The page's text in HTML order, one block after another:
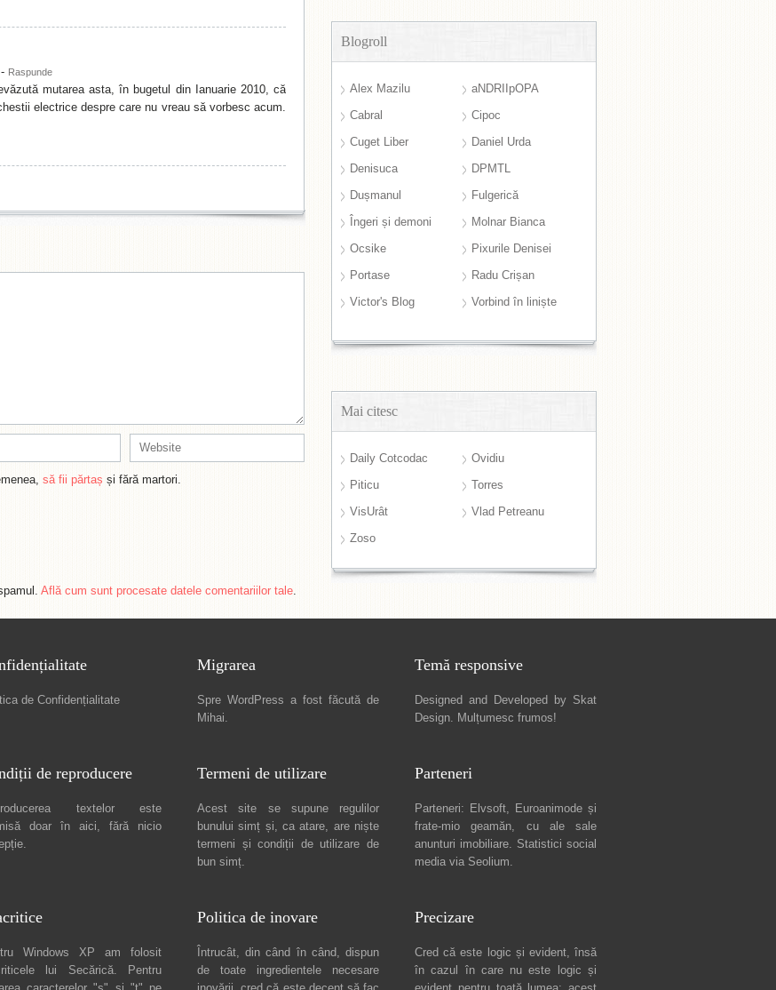
- Raspunde
mutarea asta, în bugetul din Ianuarie 2010, că
electrice despre care nu vreau să vorbesc acum.
să fii părtaș și fără martori.
Află cum sunt procesate datele comentariilor tale.
Blogroll
Alex Mazilu
aNDRIIpOPA
Cabral
Cipoc
Cuget Liber
Daniel Urda
Denisuca
DPMTL
Dușmanul
Fulgerică
Îngeri și demoni
Molnar Bianca
Ocsike
Pixurile Denisei
Portase
Radu Crișan
Victor's Blog
Vorbind în liniște
Mai citesc
Daily Cotcodac
Ovidiu
Piticu
Torres
VisUrât
Vlad Petreanu
Zoso
de Confidențialitate
Migrarea
Spre WordPress a fost făcută de
Mihai.
Temă responsive
Designed and Developed by Skat
Design. Mulțumesc frumos!
de reproducere
textelor este
doar în aici, fără nicio
Termeni de utilizare
Acest site se supune regulilor
bunului simț și, ca atare, are niște
termeni și condiții de utilizare de
bun simț.
Parteneri
Parteneri: Elvsoft, Euroanimode și
frate-mio geamăn, cu ale sale
anunturi imobiliare. Statistici social
media via Seolium.
Windows XP am folosit
lui Secărică. Pentru
Politica de inovare
Întrucât, din când în când, dispun
de toate ingredientele necesare
Precizare
Cred că este logic și evident, însă
în cazul în care nu este logic și